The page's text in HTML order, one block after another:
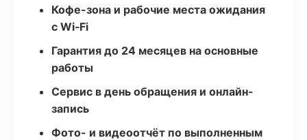
Кофе-зона и рабочие места ожидания
с Wi‑Fi
Гарантия до 24 месяцев на основные
работы
Сервис в день обращения и онлайн-
запись
Фото- и видеоотчёт по выполненным